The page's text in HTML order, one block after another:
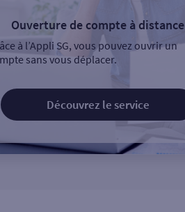
Ouverture de compte à distance
à l’Appli SG, vous pouvez ouvrir un
sans vous déplacer.
Découvrez le service